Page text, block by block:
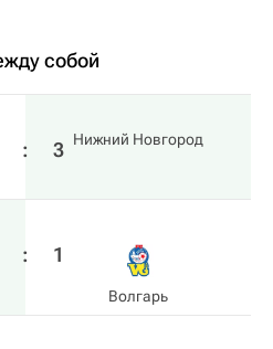
собой
: 3 Нижний Новгород
: 1
Волгарь